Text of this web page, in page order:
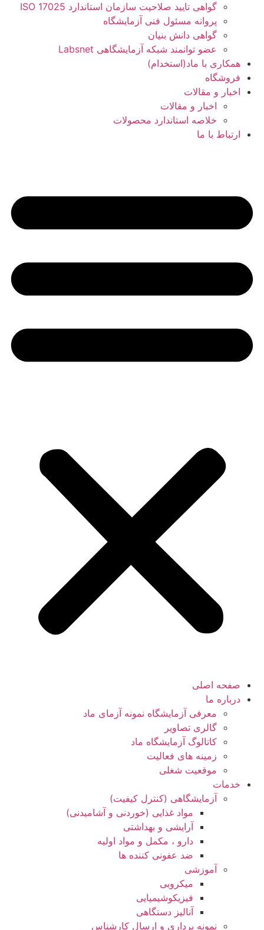
گواهی تایید صلاحیت سازمان استاندارد ISO 17025
پروانه مسئول فنی آزمایشگاه
گواهی دانش بنیان
عضو توانمند شبکه آزمایشگاهی Labsnet
همکاری با ماد(استخدام)
فروشگاه
اخبار و مقالات
اخبار و مقالات
خلاصه استاندارد محصولات
ارتباط با ما
صفحه اصلی
درباره ما
معرفی آزمایشگاه نمونه آزمای ماد
گالری تصاویر
کاتالوگ آزمایشگاه ماد
زمینه های فعالیت
موقعیت شغلی
خدمات
آزمایشگاهی (کنترل کیفیت)
مواد غذایی (خوردنی و آشامیدنی)
آرایشی و بهداشتی
دارو ، مکمل و مواد اولیه
ضد عفونی کننده ها
آموزشی
میکروبی
فیزیکوشیمیایی
آنالیز دستگاهی
نمونه برداری و ارسال کارشناس